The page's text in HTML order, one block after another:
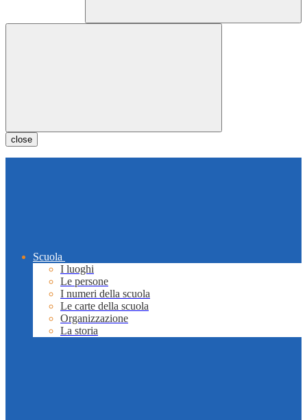
close
Scuola
I luoghi
Le persone
I numeri della scuola
Le carte della scuola
Organizzazione
La storia